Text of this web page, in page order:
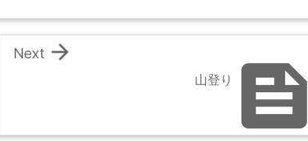

山登り

Next